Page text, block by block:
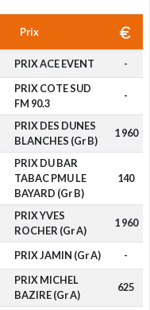
Prix
PRIX ACE EVENT -
PRIX COTE SUD
FM 90.3
-
PRIX DES DUNES
BLANCHES (Gr B)
1 960
PRIX DU BAR
TABAC PMU LE
BAYARD (Gr B)
140
PRIX YVES
ROCHER (Gr A)
1 960
PRIX JAMIN (Gr A) -
PRIX MICHEL
BAZIRE (Gr A)
625